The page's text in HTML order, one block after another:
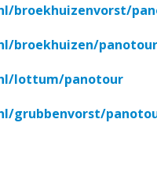
broekhuizenvorst/
broekhuizen/panotour
lottum/panotour
grubbenvorst/